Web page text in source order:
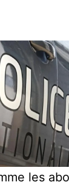
les